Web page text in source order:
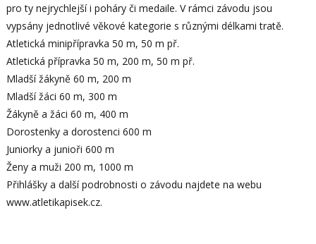
pro ty nejrychlejší i poháry či medaile. V rámci závodu jsou
vypsány jednotlivé věkové kategorie s různými délkami tratě.
Atletická minipřípravka 50 m, 50 m př.
Atletická přípravka 50 m, 200 m, 50 m př.
Mladší žákyně 60 m, 200 m
Mladší žáci 60 m, 300 m
Žákyně a žáci 60 m, 400 m
Dorostenky a dorostenci 600 m
Juniorky a junioři 600 m
Ženy a muži 200 m, 1000 m
Přihlášky a další podrobnosti o závodu najdete na webu
www.atletikapisek.cz.